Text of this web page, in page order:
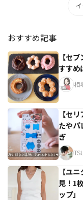
おすすめ記事
【セ
すすめ
相
【セ
たやパ
ぎ
【ユ
見！1
ップ」